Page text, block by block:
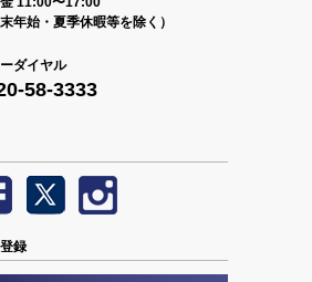
末年始・夏季休暇等を除く）
ダイヤル
58-3333
録